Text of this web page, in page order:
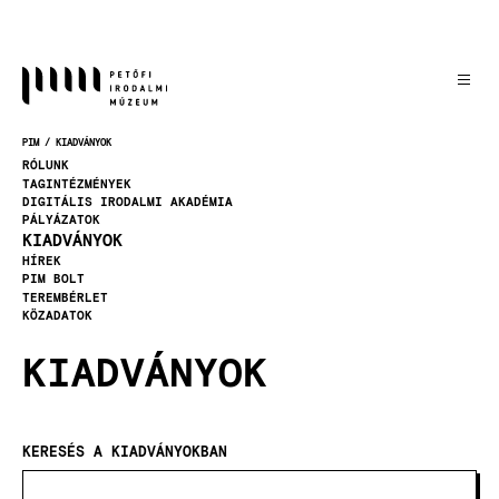
MORZSA
PIM KIADVÁNYOK
RÓLUNK
TAGINTÉZMÉNYEK
DIGITÁLIS IRODALMI AKADÉMIA
PÁLYÁZATOK
KIADVÁNYOK
HÍREK
PIM BOLT
TEREMBÉRLET
KÖZADATOK
KIADVÁNYOK
KERESÉS A KIADVÁNYOKBAN